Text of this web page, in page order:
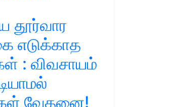
தூர்வார
எடுக்காத
: விவசாயம்
வேதனை!